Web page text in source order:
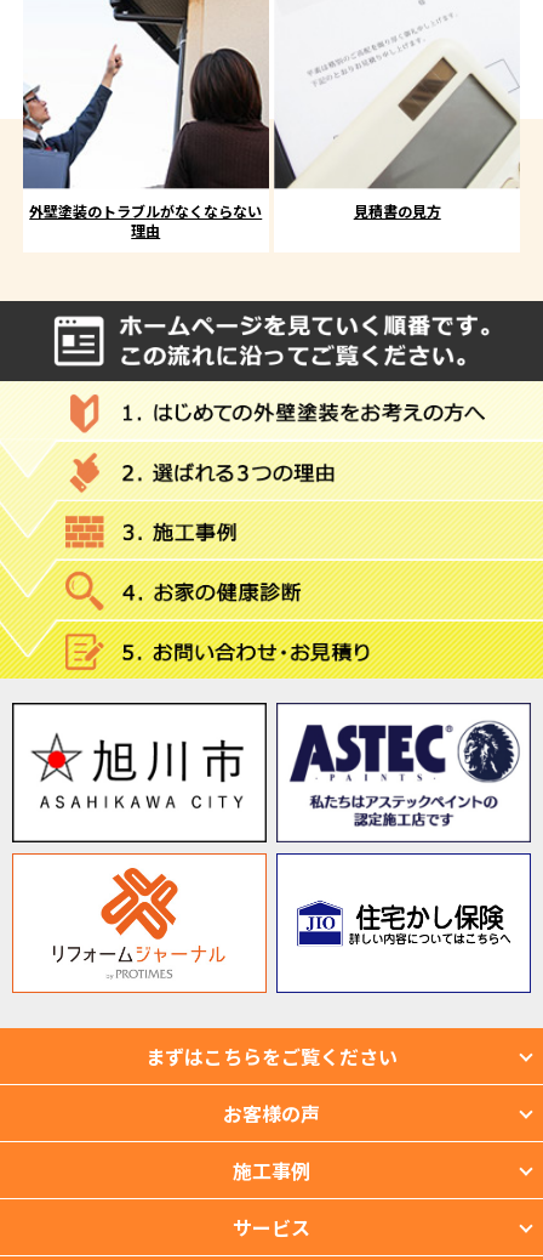
外壁塗装のトラブルがなくならない
理由
見積書の見方
まずはこちらをご覧ください
お客様の声
施工事例
サービス